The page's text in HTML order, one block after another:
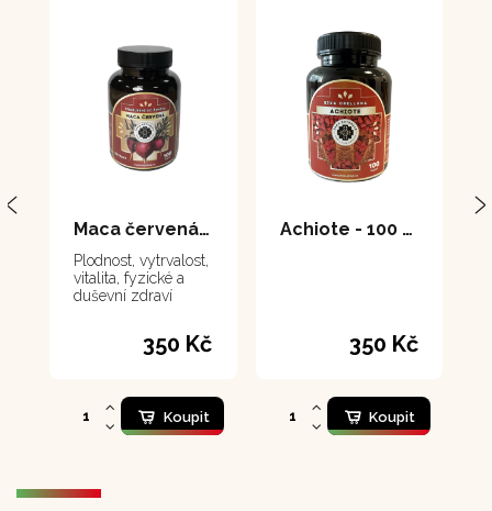
Maca červená - 100 kapslí
Plodnost, vytrvalost,
vitalita, fyzické a
duševní zdraví
350 Kč
Koupit
Achiote - 100 kapslí
350 Kč
Koupit